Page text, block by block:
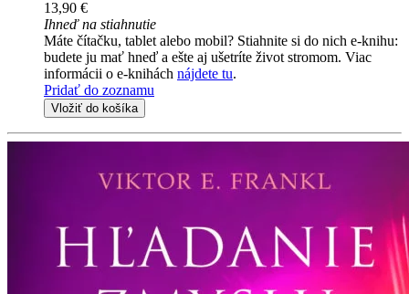
13,90 €
Ihneď na stiahnutie
Máte čítačku, tablet alebo mobil? Stiahnite si do nich e-knihu:
budete ju mať hneď a ešte aj ušetríte život stromom. Viac
informácii o e-knihách nájdete tu.
Pridať do zoznamu
Vložiť do košíka